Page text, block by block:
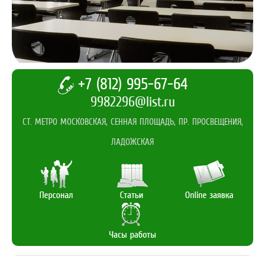
+7 (812) 995-67-64
9982296@list.ru
СТ. МЕТРО МОСКОВСКАЯ, СЕННАЯ ПЛОЩАДЬ, ПР. ПРОСВЕЩЕНИЯ,
ЛАДОЖСКАЯ